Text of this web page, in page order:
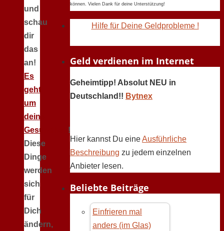
und
schau
dir
das
an!
Es
geht
um
deine
Gesundheit !
Diese
Dinge
werden
sich
für
Dich
ändern,
können. Vielen Dank für deine Unterstützung!
Hilfe für Deine Geldprobleme !
Geld verdienen im Internet
Geheimtipp! Absolut NEU in
Deutschland!! Bytnex
Hier kannst Du eineAusführliche
Beschreibung zu jedem einzelnen
Anbieter lesen.
Beliebte Beiträge
Einfrieren mal
anders (im Glas)